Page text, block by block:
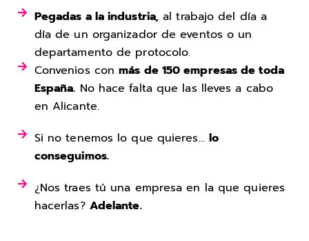
Pegadas a la industria, al trabajo del día a
día de un organizador de eventos o un
departamento de protocolo.
Convenios conmás de 150 empresas de toda
España. No hace falta que las lleves a cabo
en Alicante.
Si no tenemos lo que quieres... lo
conseguimos.
¿Nos traes tú una empresa en la que quieres
hacerlas? Adelante.